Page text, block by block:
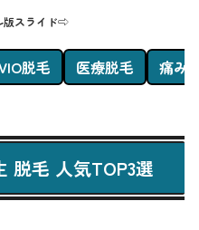
版スライド⇨
脱毛 医療脱毛 痛み
脱毛 人気TOP3選